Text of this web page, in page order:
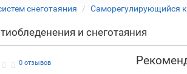
снеготаяния
Саморегулирующийся
и снеготаяния
0 отзывов